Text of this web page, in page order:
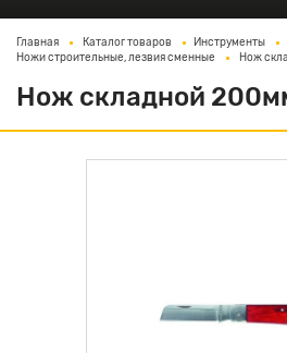
Главная Каталог товаров Инструменты
Ножи строительные, лезвия сменные
Нож
Нож складной